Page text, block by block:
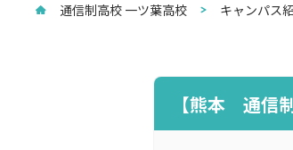
通信制高校 一ツ葉高校 キャンパス
【熊本 通信